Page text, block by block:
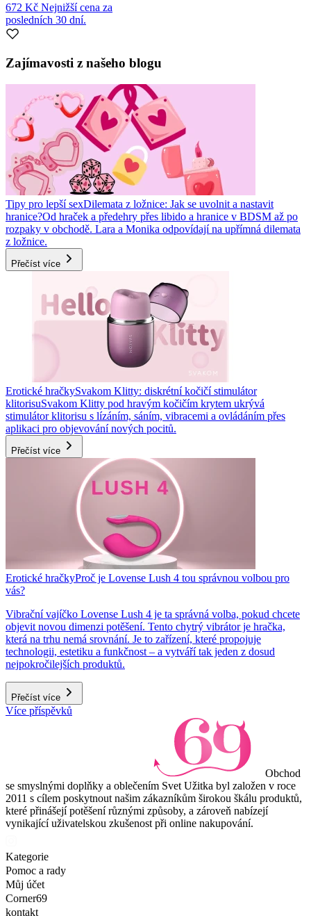
672 Kč Nejnižší cena za
posledních 30 dní.
Zajímavosti z našeho blogu
Tipy pro lepší sexDilemata z ložnice: Jak se uvolnit a nastavit
hranice?Od hraček a předehry přes libido a hranice v BDSM až po
rozpaky v obchodě. Lara a Monika odpovídají na upřímná dilemata
z ložnice.
Přečíst více
Erotické hračkySvakom Klitty: diskrétní kočičí stimulátor
klitorisuSvakom Klitty pod hravým kočičím krytem ukrývá
stimulátor klitorisu s lízáním, sáním, vibracemi a ovládáním přes
aplikaci pro objevování nových pocitů.
Přečíst více
Erotické hračkyProč je Lovense Lush 4 tou správnou volbou pro
vás?
Vibrační vajíčko Lovense Lush 4 je ta správná volba, pokud chcete
objevit novou dimenzi potěšení. Tento chytrý vibrátor je hračka,
která na trhu nemá srovnání. Je to zařízení, které propojuje
technologii, estetiku a funkčnost – a vytváří tak jeden z dosud
nejpokročilejších produktů.
Přečíst více
Více příspěvků
Obchod
se smyslnými doplňky a oblečením Svet Užitka byl založen v roce
2011 s cílem poskytnout našim zákazníkům širokou škálu produktů,
které přinášejí potěšení různými způsoby, a zároveň nabízejí
vynikající uživatelskou zkušenost při online nakupování.
Kategorie
Pomoc a rady
Můj účet
Corner69
kontakt